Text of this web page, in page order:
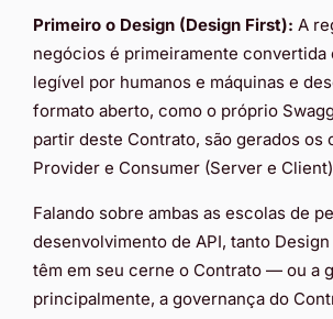
Primeiro o Design (Design First): A
negócios é primeiramente convertida
legível por humanos e máquinas e
formato aberto, como o próprio
partir deste Contrato, são gerados os
Provider e Consumer (Server e
Falando sobre ambas as escolas de
desenvolvimento de API, tanto
têm em seu cerne o Contrato — ou a
principalmente, a governança do